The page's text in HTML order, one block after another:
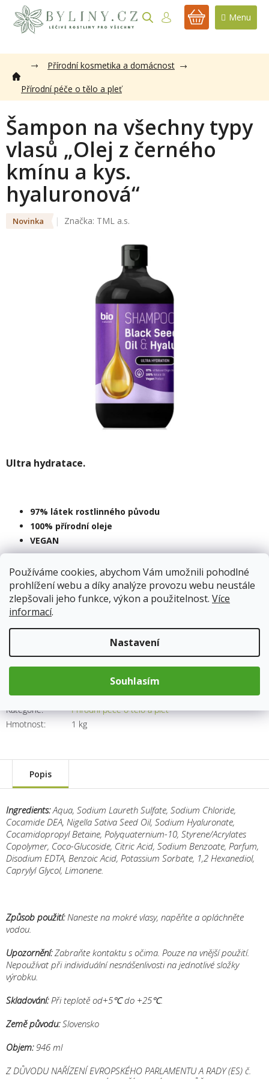
Používáme cookies, abychom Vám umožnili pohodlné
prohlížení webu a díky analýze provozu webu neustále
zlepšovali jeho funkce, výkon a použitelnost. Více
informací.
Nastavení
Souhlasím
obsah
NÁKUPNÍ
Přírodní kosmetika a domácnost
Přírodní péče o tělo a pleť
Šampon na všechny typy
vlasů „Olej z černého
kmínu a kys.
hyaluronová“
Novinka Značka: TML a.s.
Skladem(7 ks) 13.8.2026
Ultra hydratace.
97% látek rostlinného původu
100% přírodní oleje
VEGAN
Kód produktu:
8155
Kategorie:
Přírodní péče o tělo a pleť
Hmotnost: 1 kg
cena:
Popis
Ingredients:Aqua, Sodium Laureth Sulfate, Sodium Chloride,
Cocamide DEA, Nigella Sativa Seed Oil, Sodium Hyaluronate,
Cocamidopropyl Betaine, Polyquaternium-10, Styrene/Acrylates
Copolymer, Coco-Glucoside, Citric Acid, Sodium Benzoate, Parfum,
Disodium EDTA, Benzoic Acid, Potassium Sorbate, 1,2 Hexanediol,
Caprylyl Glycol, Limonene.
Způsob použití: Naneste na mokré vlasy, napěňte a opláchněte
vodou.
Upozornění:Zabraňte kontaktu s očima. Pouze na vnější použití.
Nepoužívat při individuální nesnášenlivosti na jednotlivé složky
výrobku.
Skladování: Při teplotě od+5℃ do +25℃.
Země původu:Slovensko
Objem: 946 ml
Z DŮVODU NAŘÍZENÍ EVROPSKÉHO PARLAMENTU A RADY (ES) č.